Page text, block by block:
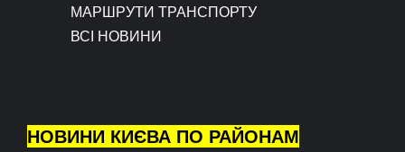
МАРШРУТИ ТРАНСПОРТУ
ВСІ НОВИНИ
НОВИНИ КИЄВА ПО РАЙОНАМ